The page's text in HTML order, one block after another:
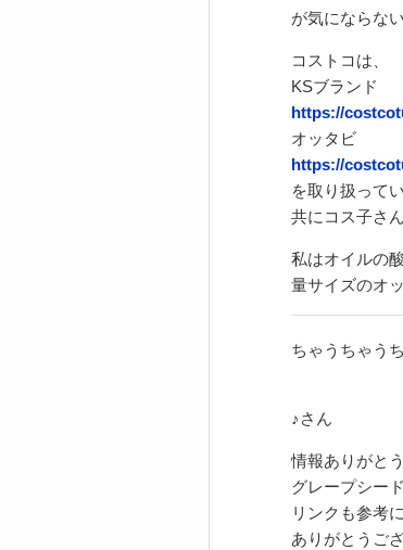
が気にならない
コストコは、
KSブランド
https://
オッタビ
https://
を取り扱って
共にコス子さ
私はオイルの
量サイズのオ
ちゃうちゃう
♪さん
情報ありがと
グレープシー
リンクも参考
ありがとうご